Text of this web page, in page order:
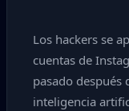
Los hackers se
cuentas de
pasado después
inteligencia